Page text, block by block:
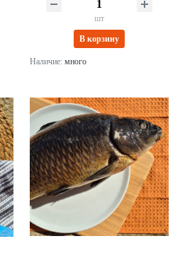
шт
В корзину
Наличие: много